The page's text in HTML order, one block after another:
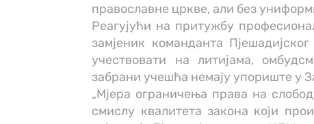
православне цркве, али без
Реагујући на притужбу
замјеник команданта
учествовати на литијама,
забрани учешћа немају упориште у
„Мјера ограничења права на
смислу квалитета закона који